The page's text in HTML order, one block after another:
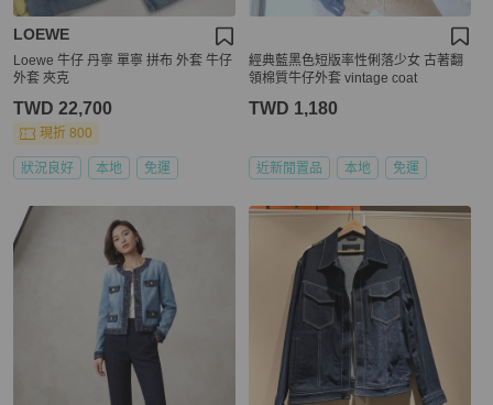
LOEWE
Loewe 牛仔 丹寧 單寧 拼布 外套 牛仔
外套 夾克
TWD 22,700
現折 800
狀況良好 本地 免運
經典藍黑色短版率性俐落少女 古著翻
領棉質牛仔外套 vintage coat
TWD 1,180
近新閒置品 本地 免運